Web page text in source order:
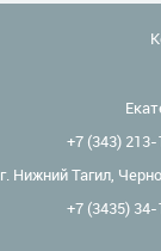
+7 (343)
г. Нижний Тагил,
+7 (3435)